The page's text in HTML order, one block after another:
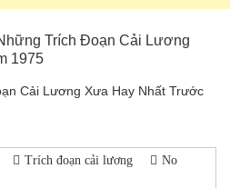
Trích Đoạn Cải Lương
1975
Cải Lương Xưa Hay Nhất Trước
Trích đoạn cải lương
No